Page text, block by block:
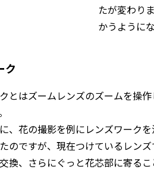
たが変わり
かうように
ク
とはズームレンズのズームを操
、花の撮影を例にレンズワーク
のですが、現在つけているレン
換、さらにぐっと花芯部に寄る